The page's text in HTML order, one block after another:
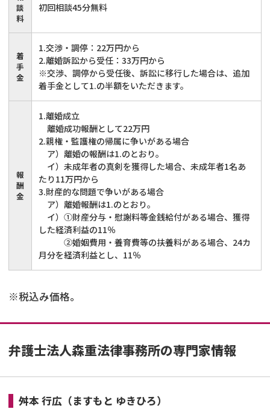
談
料
初回相談45分無料
着
手
金
1.交渉・調停：22万円から
2.離婚訴訟から受任：33万円から
※交渉、調停から受任後、訴訟に移行した場合は、追加
着手金として1.の半額をいただきます。
報
酬
金
1.離婚成立
離婚成功報酬として22万円
2.親権・監護権の帰属に争いがある場合
ア）離婚の報酬は1.のとおり。
イ）未成年者の真剣を獲得した場合、未成年者1名あ
たり11万円から
3.財産的な問題で争いがある場合
ア）離婚報酬は1.のとおり。
イ）①財産分与・慰謝料等金銭給付がある場合、獲得
した経済利益の11％
②婚姻費用・養育費等の扶養料がある場合、24カ
月分を経済利益とし、11％
※税込み価格。
弁護士法人森重法律事務所の専門家情報
舛本 行広 （ますもと ゆきひろ）